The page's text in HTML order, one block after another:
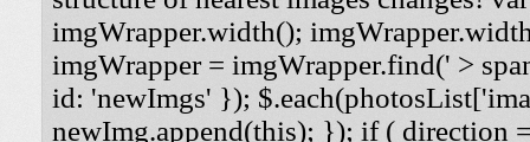
imgWrapper.width();
imgWrapper = imgWrapper.find(' >
id: 'newImgs' });
newImg.append(this); }); if ( direction